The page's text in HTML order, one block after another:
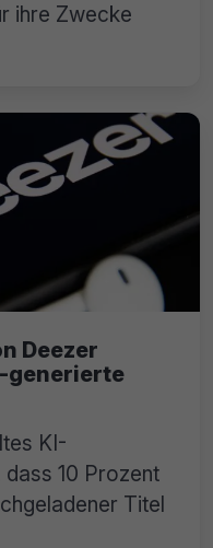
ihre Zwecke
Deezer
generierte
KI-
10 Prozent
Titel